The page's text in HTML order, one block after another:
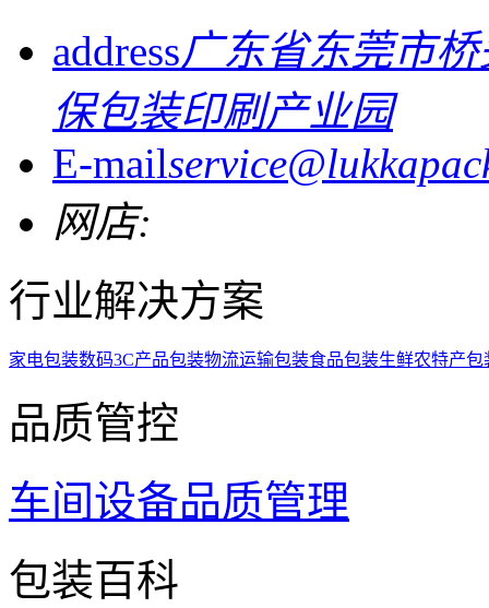
address广东省东莞市
保包装印刷产业园
E-mail
网店:
行业解决方案
家电包装数码3C产品包装物流运输包装食品包装生鲜农特产包
品质管控
车间设备品质管理
包装百科